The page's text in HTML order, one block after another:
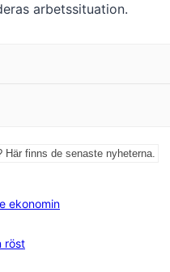
arbetssituation.
Här finns de senaste nyheterna.
ekonomin
röst